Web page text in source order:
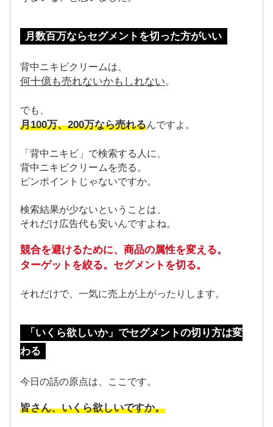
月数百万ならセグメントを切った方がいい
背中ニキビクリームは、
何十億も売れないかもしれない。
でも、
月100万、200万なら売れるんですよ。
「背中ニキビ」で検索する人に、
背中ニキビクリームを売る。
ピンポイントじゃないですか。
検索結果が少ないということは、
それだけ広告代も安いんですよね。
競合を避けるために、商品の属性を変える。
ターゲットを絞る。セグメントを切る。
それだけで、一気に売上が上がったりします。
「いくら欲しいか」でセグメントの切り方は変
わる
今日の話の原点は、ここです。
皆さん、いくら欲しいですか。